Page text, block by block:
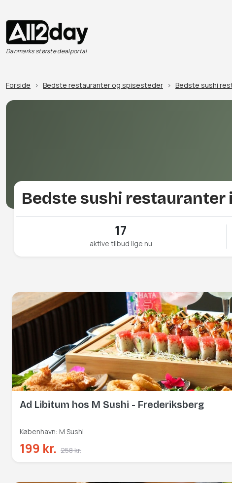
Danmarks største dealportal
Forside Bedste restauranter og spisesteder Bedste sushi
Bedste sushi restauranter
17
aktive tilbud lige nu
Ad Libitum hos M Sushi - Frederiksberg
København: M Sushi
199 kr. 258 kr.